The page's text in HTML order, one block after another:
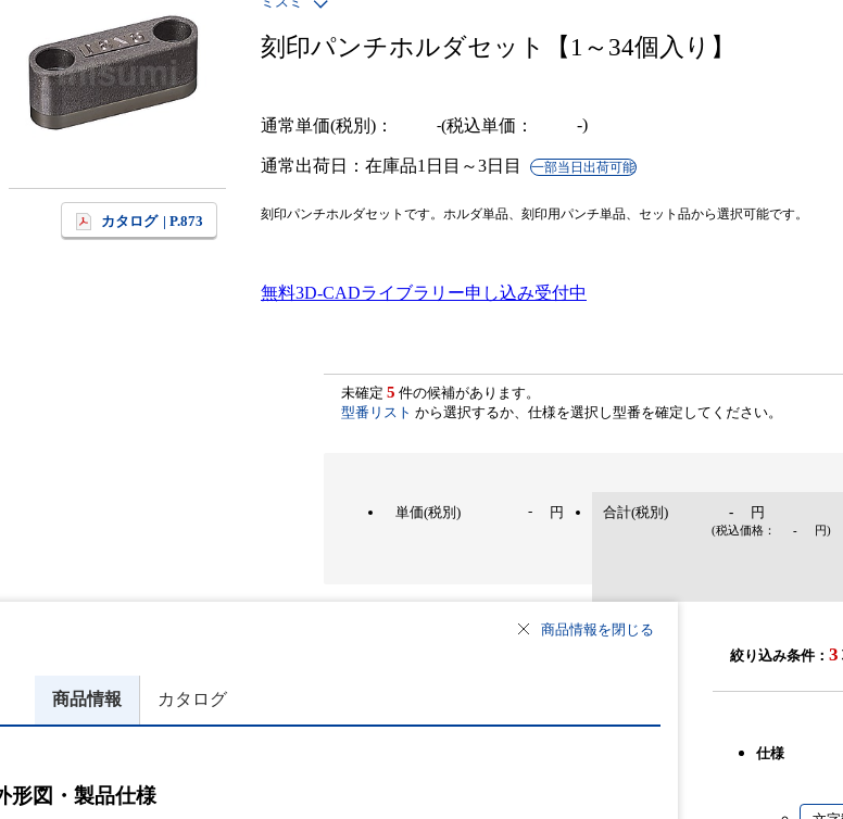
カタログ | P.873
刻印パンチホルダセット【1～34個入り】
通常単価(税別) - 税込単価 -
通常出荷日： 在庫品1日目～3日目 一部当日出荷可能
刻印パンチホルダセットです。ホルダ単品、刻印用パンチ単品、セット品から選択可能です。
無料3D-CADライブラリー申し込み受付中
未確定 5 件の候補があります。
型番リスト から選択するか、仕様を選択し型番を確定してください。
単価(税別) - 円 合計(税別) - 円
(税込価格： - 円)
商品情報を閉じる
商品情報 カタログ
形図・製品仕様
絞り込み条件： 3
仕様